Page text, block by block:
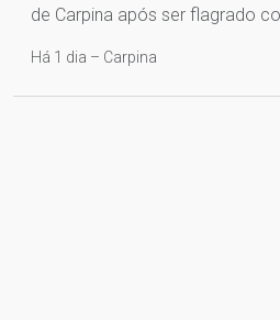
de Carpina após ser flagrado
Há 1 dia – Carpina